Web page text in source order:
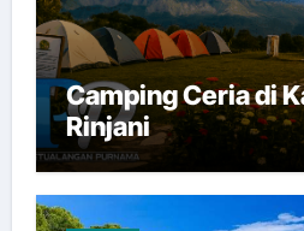
Camping Ceria di
Rinjani